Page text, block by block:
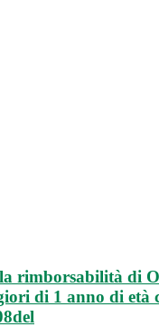
la rimborsabilità di
di 1 anno di età